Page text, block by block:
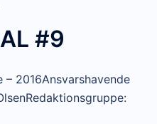
#9
– 2016Ansvarshavende